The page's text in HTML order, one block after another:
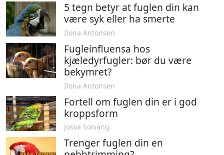
5 tegn betyr at fuglen din kan
være syk eller ha smerte
Ilona Antonsen
Fugleinfluensa hos
kjæledyrfugler: bør du være
bekymret?
Ilona Antonsen
Fortell om fuglen din er i god
kroppsform
Josva Solvang
Trenger fuglen din en